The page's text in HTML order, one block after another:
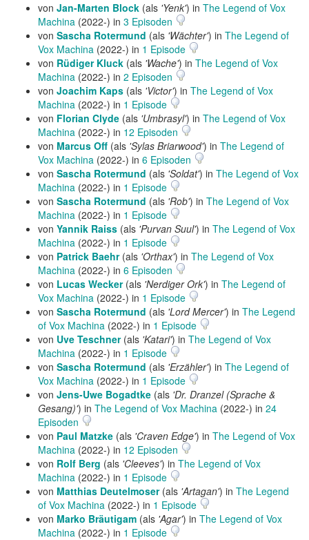
von Jan-Marten Block (als 'Yenk') in The Legend of Vox
Machina (2022-) in 3 Episoden
von Sascha Rotermund (als 'Wächter') in The Legend of
Vox Machina (2022-) in 1 Episode
von Rüdiger Kluck (als 'Wache') in The Legend of Vox
Machina (2022-) in 2 Episoden
von Joachim Kaps (als 'Victor') in The Legend of Vox
Machina (2022-) in 1 Episode
von Florian Clyde (als 'Umbrasyl') in The Legend of Vox
Machina (2022-) in 12 Episoden
von Marcus Off (als 'Sylas Briarwood') in The Legend of
Vox Machina (2022-) in 6 Episoden
von Sascha Rotermund (als 'Soldat') in The Legend of Vox
Machina (2022-) in 1 Episode
von Sascha Rotermund (als 'Rob') in The Legend of Vox
Machina (2022-) in 1 Episode
von Yannik Raiss (als 'Purvan Suul') in The Legend of Vox
Machina (2022-) in 1 Episode
von Patrick Baehr(als 'Orthax') in The Legend of Vox
Machina (2022-) in 6 Episoden
von Lucas Wecker(als 'Nerdiger Ork') in The Legend of
Vox Machina (2022-) in 1 Episode
von Sascha Rotermund (als 'Lord Mercer') in The Legend
of Vox Machina (2022-) in 1 Episode
von Uve Teschner(als 'Katari') in The Legend of Vox
Machina (2022-) in 1 Episode
von Sascha Rotermund (als 'Erzähler') in The Legend of
Vox Machina (2022-) in 1 Episode
von Jens-Uwe Bogadtke (als 'Dr. Dranzel (Sprache &
Gesang)') in The Legend of Vox Machina (2022-) in 24
Episoden
von Paul Matzke (als 'Craven Edge') in The Legend of Vox
Machina (2022-) in 12 Episoden
von Rolf Berg (als 'Cleeves') in The Legend of Vox
Machina (2022-) in 1 Episode
von Matthias Deutelmoser(als 'Artagan') in The Legend
of Vox Machina (2022-) in 1 Episode
von Marko Bräutigam (als 'Agar') in The Legend of Vox
Machina (2022-) in 1 Episode